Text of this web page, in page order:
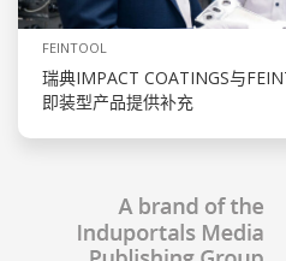
FEINTOOL
瑞典IMPACT COATINGS与
即装型产品提供补充